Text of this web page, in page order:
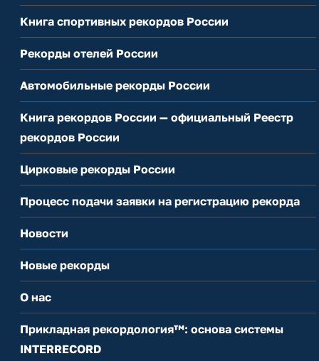
Книга спортивных рекордов России
Рекорды отелей России
Автомобильные рекорды России
Книга рекордов России — официальный Реестр
рекордов России
Цирковые рекорды России
Процесс подачи заявки на регистрацию рекорда
Новости
Новые рекорды
О нас
Прикладная рекордология™: основа системы
INTERRECORD